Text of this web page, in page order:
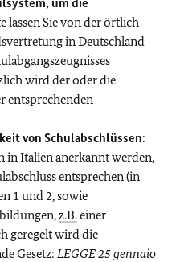
lassen Sie von der örtlich
in Deutschland
wird der oder die
entsprechenden
von Schulabschlüssen:
in Italien anerkannt werden,
entsprechen (in
1 und 2, sowie
z.B.einer
geregelt wird die
Gesetz: LEGGE 25 gennaio